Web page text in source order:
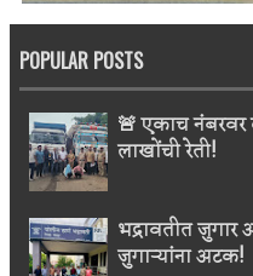
POPULAR POSTS
🚨 एकाच नंबरवर
लाखोंची रेती!
भद्रावतीत जुगार
जुगाऱ्यांना अटक!